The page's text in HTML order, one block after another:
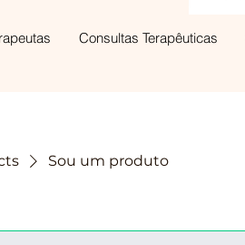
Consultas Terapêuticas
Sou um produto